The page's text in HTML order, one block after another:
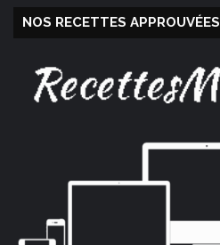
NOS RECETTES APPROUVÉES